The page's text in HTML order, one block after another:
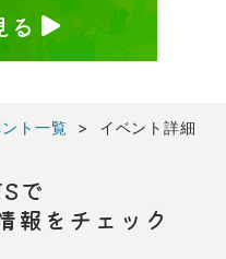
る
ト一覧 イベント詳細
で
報をチェック